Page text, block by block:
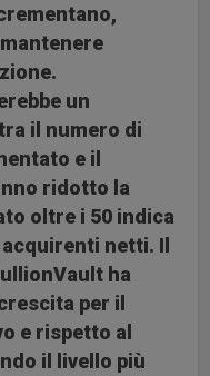
un
il numero di
e il
ridotto la
oltre i 50 indica
netti. Il
ha
per il
e rispetto al
il livello più